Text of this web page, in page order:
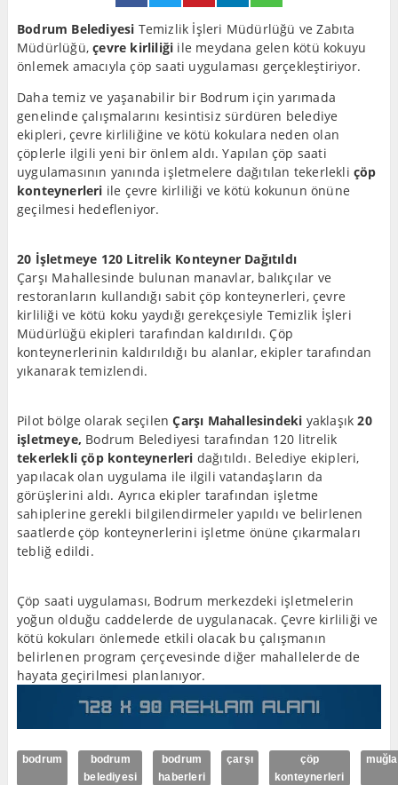
Bodrum Belediyesi Temizlik İşleri Müdürlüğü ve Zabıta
Müdürlüğü,çevre kirliliği ile meydana gelen kötü kokuyu
önlemek amacıyla çöp saati uygulaması gerçekleştiriyor.
Daha temiz ve yaşanabilir bir Bodrum için yarımada
genelinde çalışmalarını kesintisiz sürdüren belediye
ekipleri, çevre kirliliğine ve kötü kokulara neden olan
çöplerle ilgili yeni bir önlem aldı. Yapılan çöp saati
uygulamasının yanında işletmelere dağıtılan tekerlekliçöp
konteynerleri ile çevre kirliliği ve kötü kokunun önüne
geçilmesi hedefleniyor.
20 İşletmeye 120 Litrelik Konteyner Dağıtıldı
Çarşı Mahallesinde bulunan manavlar, balıkçılar ve
restoranların kullandığı sabit çöp konteynerleri, çevre
kirliliği ve kötü koku yaydığı gerekçesiyle Temizlik İşleri
Müdürlüğü ekipleri tarafından kaldırıldı. Çöp
konteynerlerinin kaldırıldığı bu alanlar, ekipler tarafından
yıkanarak temizlendi.
Pilot bölge olarak seçilen Çarşı Mahallesindeki yaklaşık20
işletmeye, Bodrum Belediyesi tarafından 120 litrelik
tekerlekli çöp konteynerleri dağıtıldı. Belediye ekipleri,
yapılacak olan uygulama ile ilgili vatandaşların da
görüşlerini aldı. Ayrıca ekipler tarafından işletme
sahiplerine gerekli bilgilendirmeler yapıldı ve belirlenen
saatlerde çöp konteynerlerini işletme önüne çıkarmaları
tebliğ edildi.
Çöp saati uygulaması, Bodrum merkezdeki işletmelerin
yoğun olduğu caddelerde de uygulanacak. Çevre kirliliği ve
kötü kokuları önlemede etkili olacak bu çalışmanın
belirlenen program çerçevesinde diğer mahallelerde de
hayata geçirilmesi planlanıyor.
bodrum
bodrum
belediyesi
bodrum
haberleri
çarşı
çöp
konteynerleri
muğla